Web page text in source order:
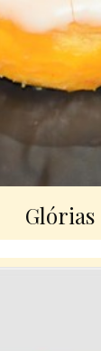
Glórias